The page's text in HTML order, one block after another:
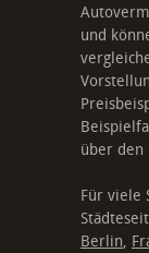
und
über den
Für viele
Berlin,